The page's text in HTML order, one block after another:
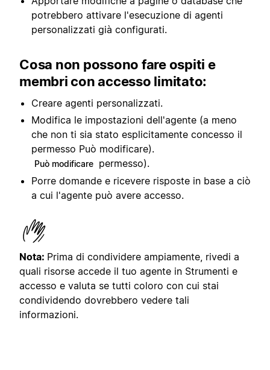
potrebbero attivare l'esecuzione di agenti
personalizzati già configurati.
Cosa non possono fare ospiti e
membri con accesso limitato:
Creare agenti personalizzati.
Modifica le impostazioni dell'agente (a meno
che non ti sia stato esplicitamente concesso il
permesso Può modificare).
Può modificare permesso).
Porre domande e ricevere risposte in base a ciò
a cui l'agente può avere accesso.
Nota: Prima di condividere ampiamente, rivedi a
quali risorse accede il tuo agente in Strumenti e
accesso e valuta se tutti coloro con cui stai
condividendo dovrebbero vedere tali
informazioni.